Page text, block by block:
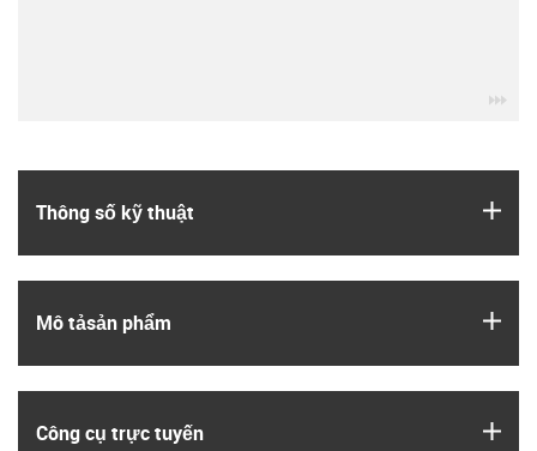
Thông số kỹ thuật
Mô tả­sản phẩm
Công cụ trực tuyến